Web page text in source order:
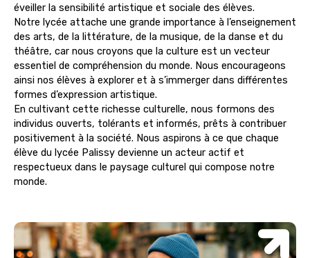
éveiller la sensibilité artistique et sociale des élèves.
Notre lycée attache une grande importance à l’enseignement
des arts, de la littérature, de la musique, de la danse et du
théâtre, car nous croyons que la culture est un vecteur
essentiel de compréhension du monde. Nous encourageons
ainsi nos élèves à explorer et à s’immerger dans différentes
formes d’expression artistique.
En cultivant cette richesse culturelle, nous formons des
individus ouverts, tolérants et informés, prêts à contribuer
positivement à la société. Nous aspirons à ce que chaque
élève du lycée Palissy devienne un acteur actif et
respectueux dans le paysage culturel qui compose notre
monde.